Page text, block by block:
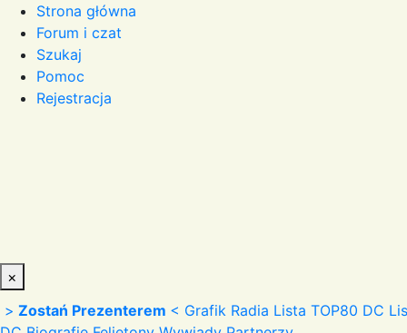
Strona główna
Forum i czat
Szukaj
Pomoc
Rejestracja
×
> Zostań Prezenterem < Grafik Radia Lista TOP80 DC